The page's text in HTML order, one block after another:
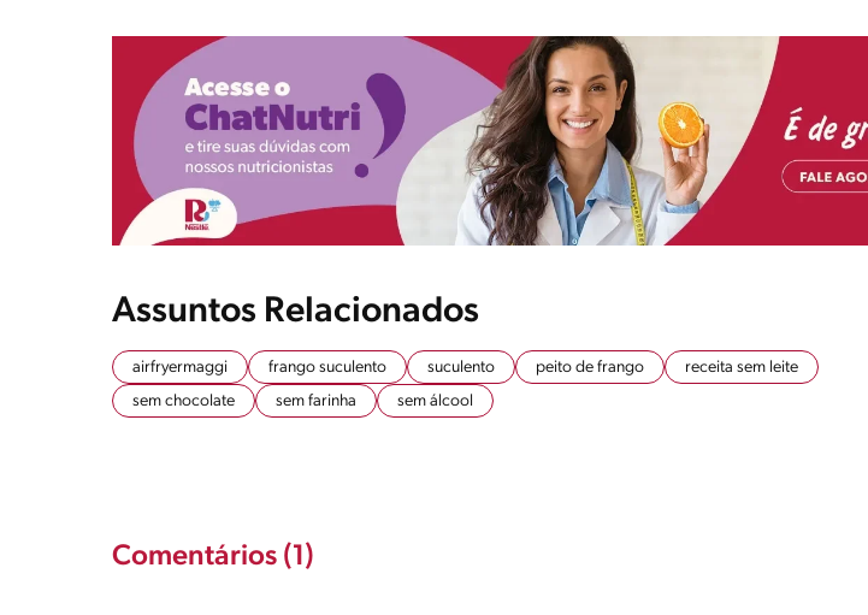
Assuntos Relacionados
airfryermaggi frango suculento suculento peito de frango
receita sem leite
sem chocolate
sem farinha sem álcool
Comentários (1)